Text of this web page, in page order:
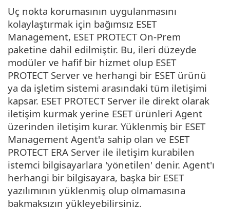
Uç nokta korumasının uygulanmasını
kolaylaştırmak için bağımsız ESET
Management, ESET PROTECT On-Prem
paketine dahil edilmiştir. Bu, ileri düzeyde
modüler ve hafif bir hizmet olup ESET
PROTECT Server ve herhangi bir ESET ürünü
ya da işletim sistemi arasındaki tüm iletişimi
kapsar. ESET PROTECT Server ile direkt olarak
iletişim kurmak yerine ESET ürünleri Agent
üzerinden iletişim kurar. Yüklenmiş bir ESET
Management Agent'a sahip olan ve ESET
PROTECT ERA Server ile iletişim kurabilen
istemci bilgisayarlara 'yönetilen' denir. Agent'ı
herhangi bir bilgisayara, başka bir ESET
yazılımının yüklenmiş olup olmamasına
bakmaksızın yükleyebilirsiniz.